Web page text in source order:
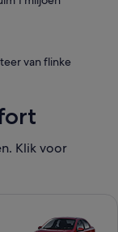
van flinke
Klik voor